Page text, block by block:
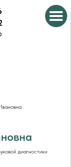
диагностики